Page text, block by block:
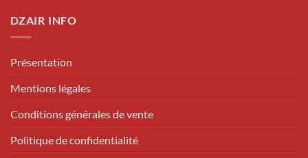
DZAIR INFO
Présentation
Mentions légales
Conditions générales de vente
Politique de confidentialité